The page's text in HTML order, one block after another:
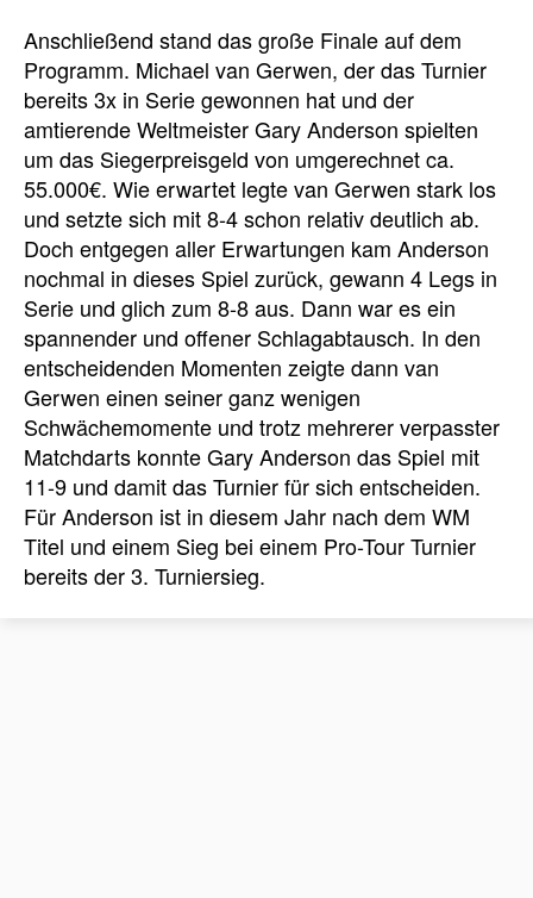
Anschließend stand das große Finale auf dem
Programm. Michael van Gerwen, der das Turnier
bereits 3x in Serie gewonnen hat und der
amtierende Weltmeister Gary Anderson spielten
um das Siegerpreisgeld von umgerechnet ca.
55.000€. Wie erwartet legte van Gerwen stark los
und setzte sich mit 8-4 schon relativ deutlich ab.
Doch entgegen aller Erwartungen kam Anderson
nochmal in dieses Spiel zurück, gewann 4 Legs in
Serie und glich zum 8-8 aus. Dann war es ein
spannender und offener Schlagabtausch. In den
entscheidenden Momenten zeigte dann van
Gerwen einen seiner ganz wenigen
Schwächemomente und trotz mehrerer verpasster
Matchdarts konnte Gary Anderson das Spiel mit
11-9 und damit das Turnier für sich entscheiden.
Für Anderson ist in diesem Jahr nach dem WM
Titel und einem Sieg bei einem Pro-Tour Turnier
bereits der 3. Turniersieg.